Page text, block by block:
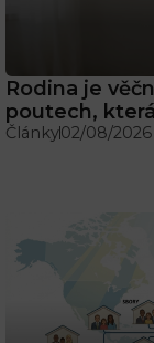
Rodina je
poutech,
Články02/08/2026